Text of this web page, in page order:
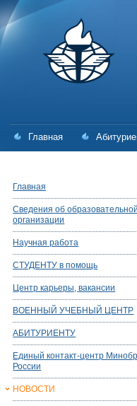
Главная
Главная
Сведения об образовательной
организации
Научная работа
СТУДЕНТУ в помощь
Центр карьеры, вакансии
ВОЕННЫЙ УЧЕБНЫЙ ЦЕНТР
АБИТУРИЕНТУ
Единый контакт-центр
России
НОВОСТИ